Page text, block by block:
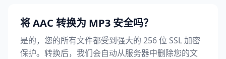
将 AAC 转换为 MP3 安全吗？
是的，您的所有文件都受到强大的 256 位 SSL 加密
保护。转换后，我们会自动从服务器中删除您的文